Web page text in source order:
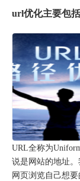
url优化主要包括
URL全称为
说是网站的地址
网页浏览自己想